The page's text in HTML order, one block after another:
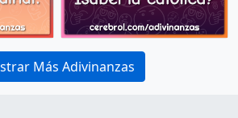
Más Adivinanzas